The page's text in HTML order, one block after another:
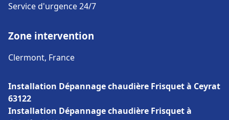
Service d'urgence 24/7
Zone intervention
Clermont, France
Installation Dépannage chaudière Frisquet à Ceyrat
63122
Installation Dépannage chaudière Frisquet à